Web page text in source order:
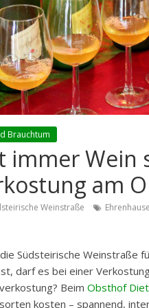
Brauchtum
immer Wein
am
Weinstraße
Südsteirische Weinstraße
darf es bei einer
Beim Obsthof
kosten – spannend,